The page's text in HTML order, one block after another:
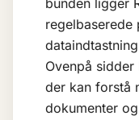
bunden ligger
regelbaserede
Ovenpå sidder
der kan forstå
dokumenter